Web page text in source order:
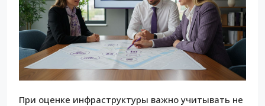
При оценке инфраструктуры важно учитывать не